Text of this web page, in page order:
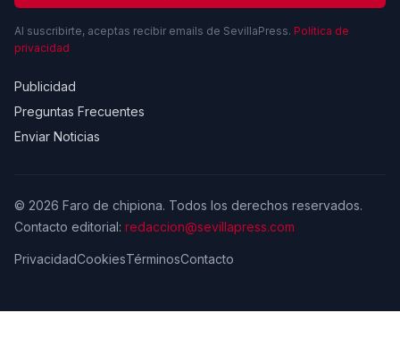
Al suscribirte, aceptas recibir emails de SevillaPress. Política de
privacidad
Publicidad
Preguntas Frecuentes
Enviar Noticias
© 2026 Faro de chipiona. Todos los derechos reservados.
Contacto editorial: redaccion@sevillapress.com
PrivacidadCookiesTérminosContacto